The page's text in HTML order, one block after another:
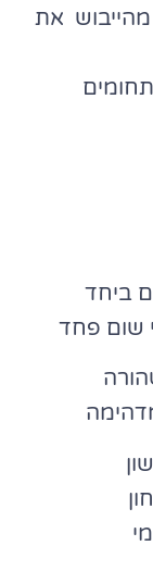
את
ביחד
שום פחד